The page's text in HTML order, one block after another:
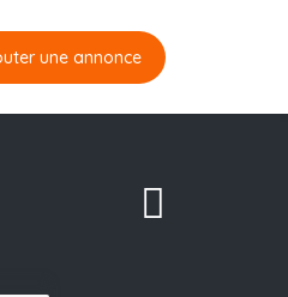
une annonce